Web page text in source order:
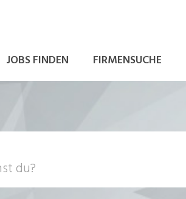
JOBS FINDEN FIRMENSUCHE